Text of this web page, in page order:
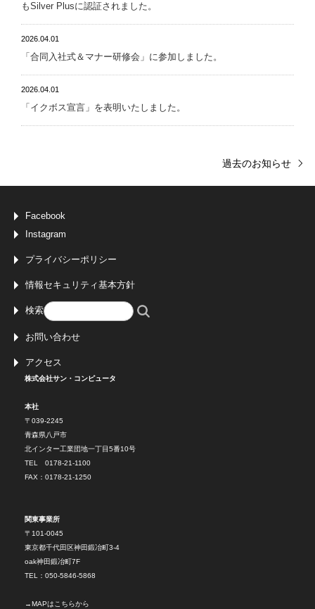
もSilver Plusに認証されました。
2026.04.01
「合同入社式＆マナー研修会」に参加しました。
2026.04.01
「イクボス宣言」を表明いたしました。
過去のお知らせ
Facebook
Instagram
プライバシーポリシー
情報セキュリティ基本方針
検索
お問い合わせ
アクセス
株式会社サン・コンピュータ
本社
〒039-2245
青森県八戸市
北インター工業団地一丁目5番10号
TEL 0178-21-1100
FAX：0178-21-1250
関東事業所
〒101-0045
東京都千代田区神田鍛冶町3-4
oak神田鍛冶町7F
TEL：050-5846-5868
→MAPはこちらから